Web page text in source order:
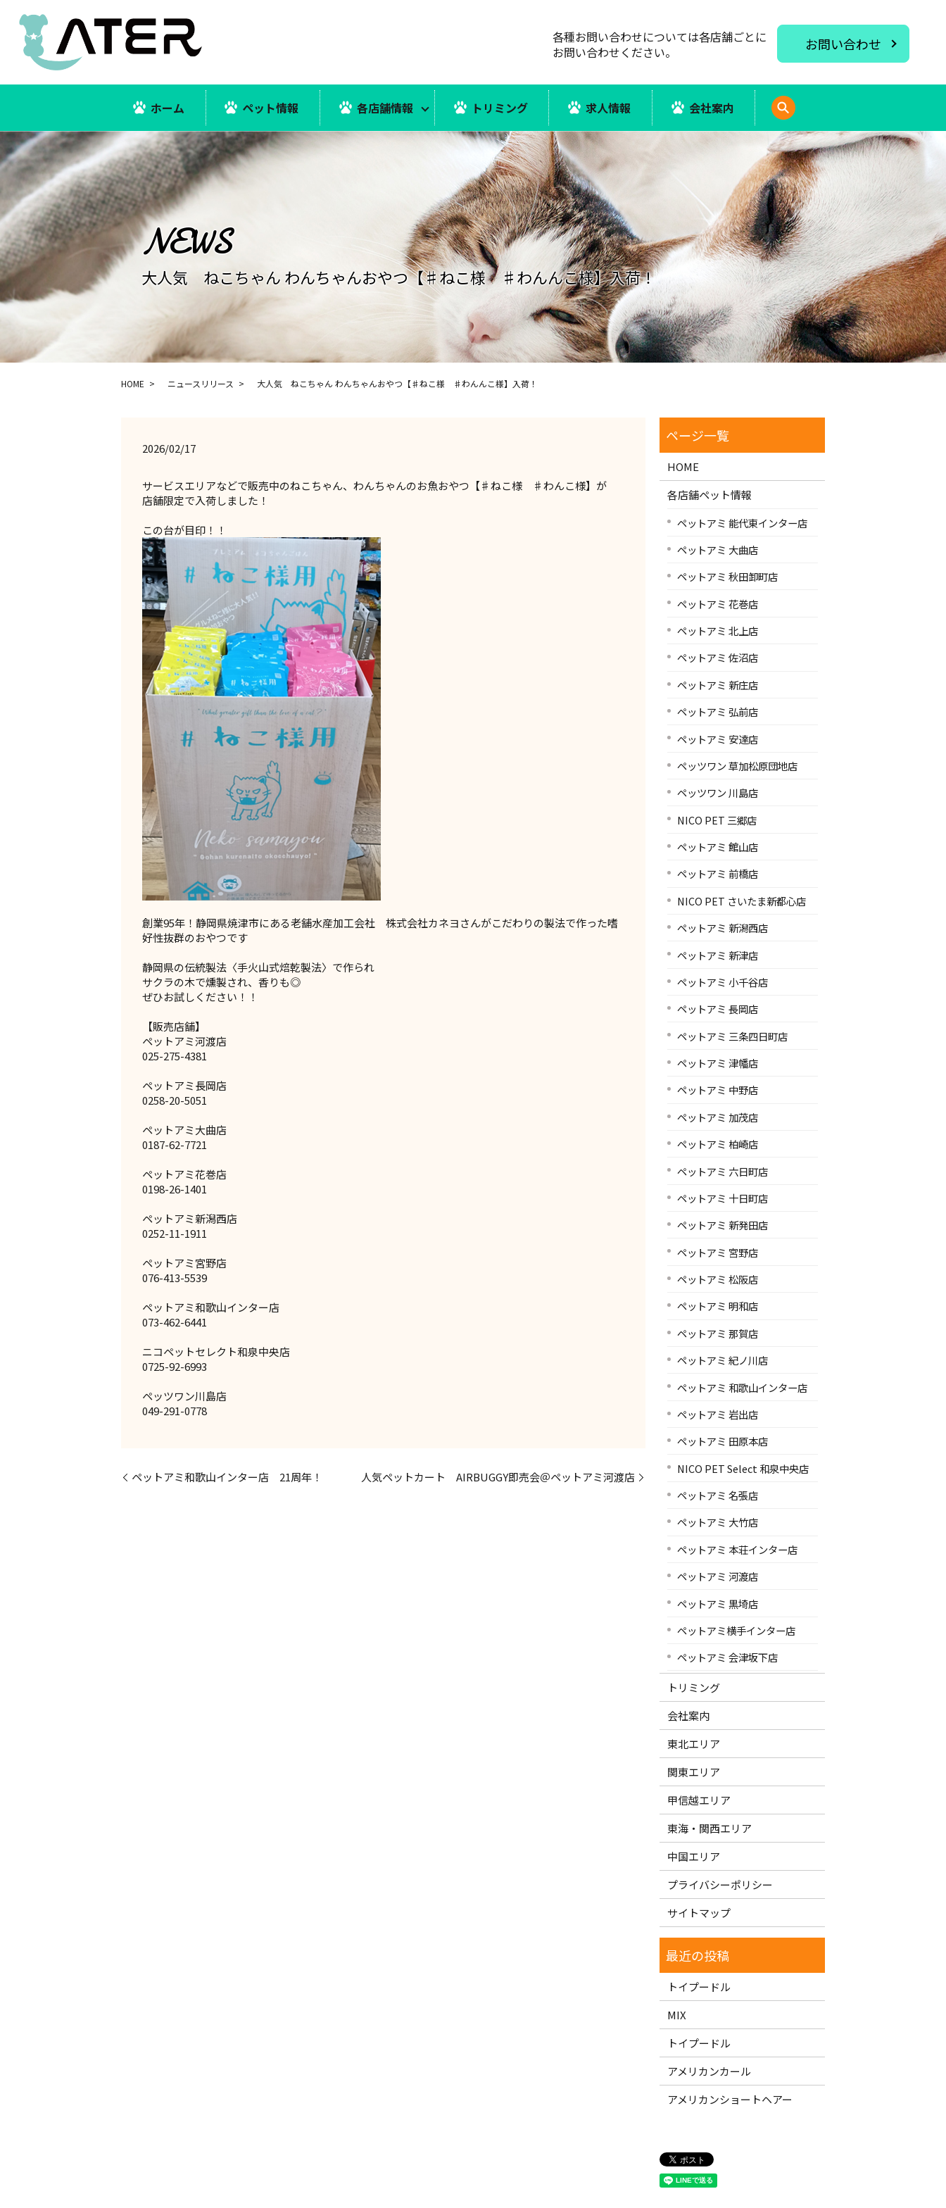
ホーム ペット情報 各店舗情報 トリミング 求人情報 会社案内 search
各種お問い合わせについては各店舗ごとに
お問い合わせください。
お問い合わせ
大人気 ねこちゃん わんちゃんおやつ【♯ねこ様 ♯わんんこ様】入荷！
HOME ニュースリリース 大人気 ねこちゃん わんちゃんおやつ【♯ねこ様 ♯わんんこ様】入荷！
2026/02/17
サービスエリアなどで販売中のねこちゃん、わんちゃんのお魚おやつ【♯ねこ様 ♯わんこ様】が
店舗限定で入荷しました！
この台が目印！！
創業95年！静岡県焼津市にある老舗水産加工会社 株式会社カネヨさんがこだわりの製法で作った嗜
好性抜群のおやつです
静岡県の伝統製法〈手火山式焙乾製法〉で作られ
サクラの木で燻製され、香りも◎
ぜひお試しください！！
【販売店舗】
ペットアミ河渡店
025-275-4381
ペットアミ長岡店
0258-20-5051
ペットアミ大曲店
0187-62-7721
ペットアミ花巻店
0198-26-1401
ペットアミ新潟西店
0252-11-1911
ペットアミ宮野店
076-413-5539
ペットアミ和歌山インター店
073-462-6441
ニコペットセレクト和泉中央店
0725-92-6993
ペッツワン川島店
049-291-0778
ペットアミ和歌山インター店 21周年！ 人気ペットカート AIRBUGGY即売会＠ペットアミ河渡店
HOME
各店舗ペット情報
ペットアミ 能代東インター店
ペットアミ 大曲店
ペットアミ 秋田卸町店
ペットアミ 花巻店
ペットアミ 北上店
ペットアミ 佐沼店
ペットアミ 新庄店
ペットアミ 弘前店
ペットアミ 安達店
ペッツワン 草加松原団地店
ペッツワン 川島店
NICO PET 三郷店
ペットアミ 館山店
ペットアミ 前橋店
NICO PET さいたま新都心店
ペットアミ 新潟西店
ペットアミ 新津店
ペットアミ 小千谷店
ペットアミ 長岡店
ペットアミ 三条四日町店
ペットアミ 津幡店
ペットアミ 中野店
ペットアミ 加茂店
ペットアミ 柏崎店
ペットアミ 六日町店
ペットアミ 十日町店
ペットアミ 新発田店
ペットアミ 宮野店
ペットアミ 松阪店
ペットアミ 明和店
ペットアミ 那賀店
ペットアミ 紀ノ川店
ペットアミ 和歌山インター店
ペットアミ 岩出店
ペットアミ 田原本店
NICO PET Select 和泉中央店
ペットアミ 名張店
ペットアミ 大竹店
ペットアミ 本荘インター店
ペットアミ 河渡店
ペットアミ 黒埼店
ペットアミ横手インター店
ペットアミ 会津坂下店
トリミング
会社案内
東北エリア
関東エリア
甲信越エリア
東海・関西エリア
中国エリア
プライバシーポリシー
サイトマップ
トイプードル
MIX
トイプードル
アメリカンカール
アメリカンショートヘアー